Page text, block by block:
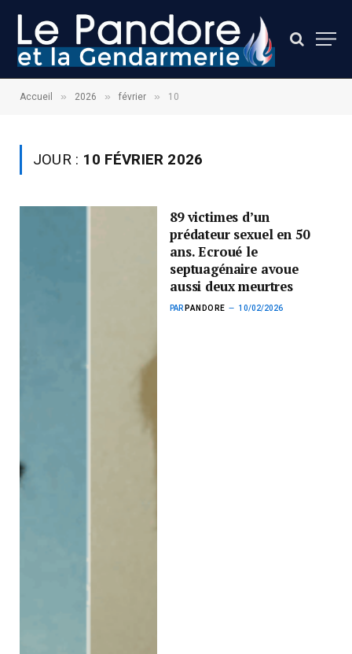
Accueil » 2026 » février » 10
JOUR : 10 FÉVRIER 2026
89 victimes d’un
prédateur sexuel en 50
ans. Ecroué le
septuagénaire avoue
aussi deux meurtres
PAR PANDORE 10/02/2026